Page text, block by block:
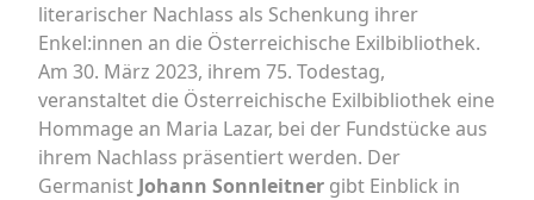
literarischer Nachlass als Schenkung ihrer
Enkel:innen an die Österreichische Exilbibliothek.
Am 30. März 2023, ihrem 75. Todestag,
veranstaltet die Österreichische Exilbibliothek eine
Hommage an Maria Lazar, bei der Fundstücke aus
ihrem Nachlass präsentiert werden. Der
Germanist Johann Sonnleitner gibt Einblick in